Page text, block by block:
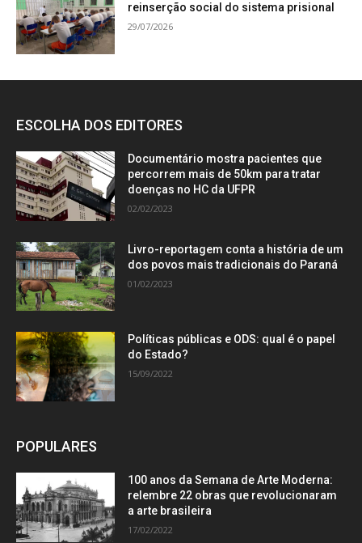
reinserção social do sistema prisional
29/07/2026
ESCOLHA DOS EDITORES
Documentário mostra pacientes que
percorrem mais de 50km para tratar
doenças no HC da UFPR
02/02/2023
Livro-reportagem conta a história de um
dos povos mais tradicionais do Paraná
01/02/2023
Políticas públicas e ODS: qual é o papel
do Estado?
15/09/2022
POPULARES
100 anos da Semana de Arte Moderna:
relembre 22 obras que revolucionaram
a arte brasileira
17/02/2022